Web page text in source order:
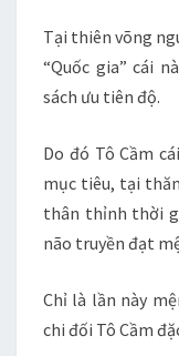
Tại thiên võng
“Quốc gia” cái
sách ưu tiên độ.
Do đó Tô Cầm
mục tiêu, tại
thân thỉnh thời
não truyền đạt
Chỉ là lần này
chi đối Tô Cầm